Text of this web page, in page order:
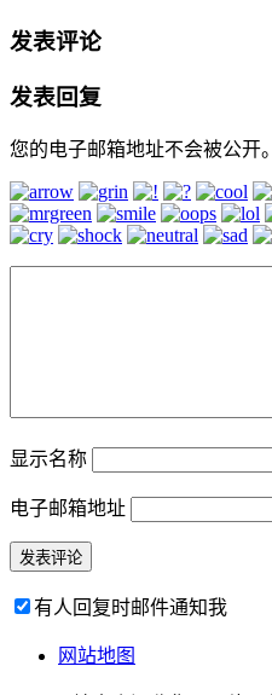
发表评论
发表回复
您的电子邮箱地址不会被公开。
显示名称
电子邮箱地址
有人回复时邮件通知我
网站地图